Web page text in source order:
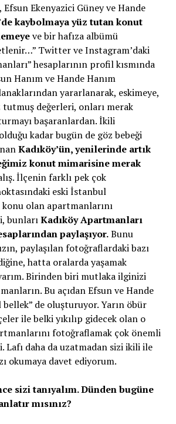
Efsun Ekenyazici Güney ve Hande
kaybolmaya yüz tutan konut
ve bir hafıza albümü
Twitter ve Instagram’daki
hesaplarının profil kısmında
Hanım ve Hande Hanım
yararlanarak, eskimeye,
değerleri, onları merak
başaranlardan. İkili
kadar bugün de göz bebeği
Kadıköy’ün, yenilerinde artık
konut mimarisine merak
İlçenin farklı pek çok
eski İstanbul
olan apartmanlarını
bunlarıKadıköy Apartmanları
paylaşıyor.Bunu
paylaşılan fotoğraflardaki bazı
hatta oralarda yaşamak
Birinden biri mutlaka ilginizi
Bu açıdan Efsun ve Hande
de oluşturuyor. Yarın öbür
ile belki yıkılıp gidecek olan o
fotoğraflamak çok önemli
daha da uzatmadan sizi ikili ile
okumaya davet ediyorum.
sizi tanıyalım. Dünden bugüne
mısınız?